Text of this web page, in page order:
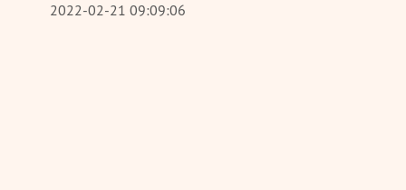
2022-02-21 09:09:06